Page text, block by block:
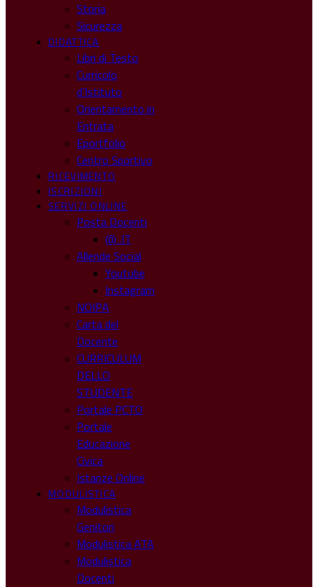
Storia
Sicurezza
DIDATTICA
Libri di Testo
Curricolo
d’Istituto
Orientamento in
Entrata
Eportfolio
Centro Sportivo
RICEVIMENTO
ISCRIZIONI
SERVIZI ONLINE
Posta Docenti
@ .IT
Allende Social
Youtube
Instagram
NOIPA
Carta del
Docente
CURRICULUM
DELLO
STUDENTE
Portale PCTO
Portale
Educazione
Civica
Istanze Online
MODULISTICA
Modulistica
Genitori
Modulistica ATA
Modulistica
Docenti